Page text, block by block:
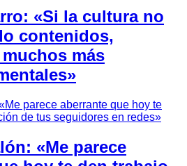
«Si la cultura no
contenidos,
más
«Me parece